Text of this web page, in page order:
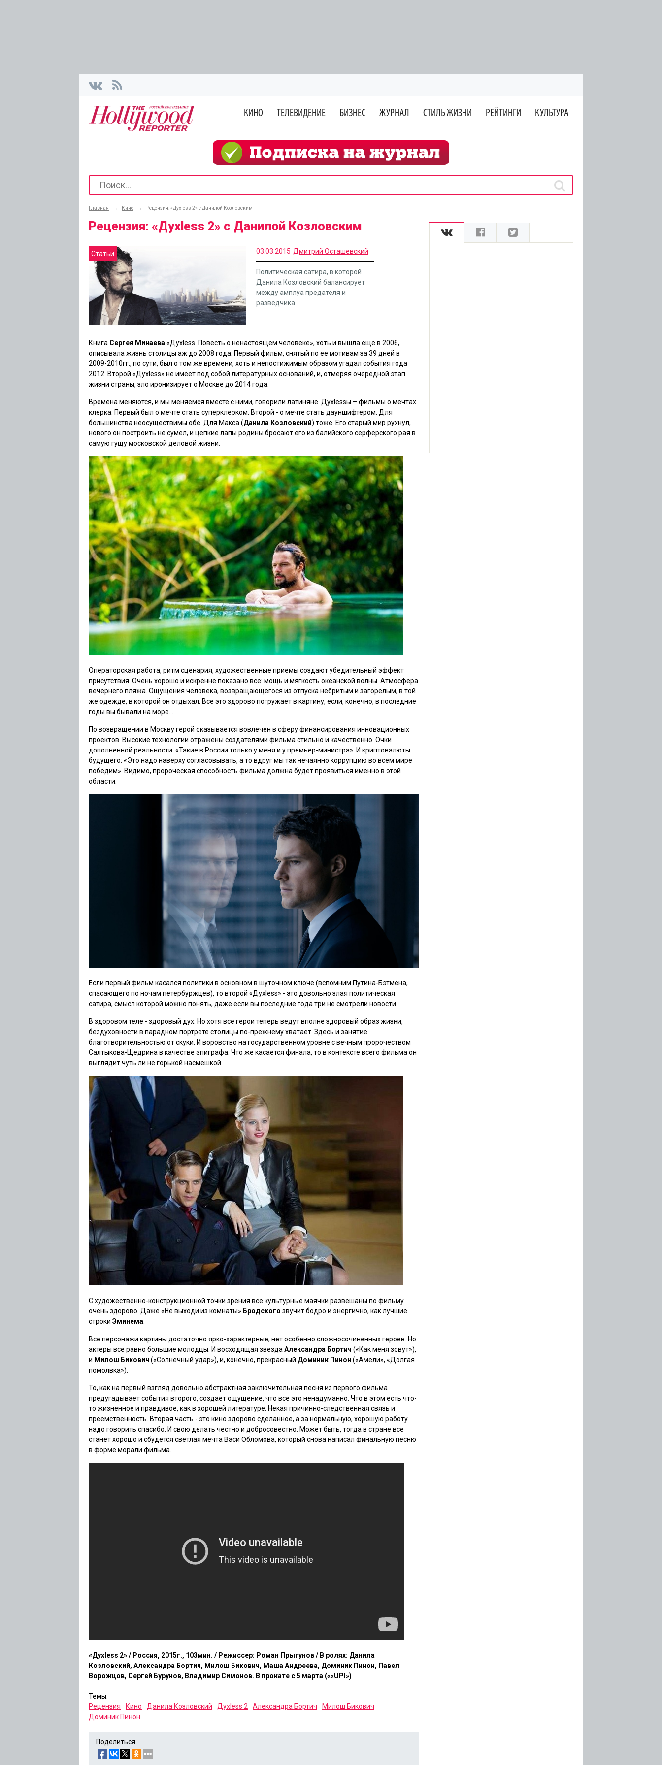
КИНО ТЕЛЕВИДЕНИЕ БИЗНЕС ЖУРНАЛ СТИЛЬ ЖИЗНИ РЕЙТИНГИ КУЛЬТУРА
Главная → Кино → Рецензия: «Духless 2» с Данилой Козловским
Рецензия: «Духless 2» с Данилой Козловским
Статьи 03.03.2015 Дмитрий Осташевский
Политическая сатира, в которой
Данила Козловский балансирует
между амплуа предателя и
разведчика.
Книга Сергея Минаева «Духless. Повесть о ненастоящем человеке», хоть и вышла еще в 2006,
описывала жизнь столицы аж до 2008 года. Первый фильм, снятый по ее мотивам за 39 дней в
2009-2010гг., по сути, был о том же времени, хоть и непостижимым образом угадал события года
2012. Второй «Духless» не имеет под собой литературных оснований, и, отмеряя очередной этап
жизни страны, зло иронизирует о Москве до 2014 года.
Времена меняются, и мы меняемся вместе с ними, говорили латиняне. Духlessы – фильмы о мечтах
клерка. Первый был о мечте стать суперклерком. Второй - о мечте стать дауншифтером. Для
большинства неосуществимы обе. Для Макса (Данила Козловский) тоже. Его старый мир рухнул,
нового он построить не сумел, и цепкие лапы родины бросают его из балийского серферского рая в
самую гущу московской деловой жизни.
Операторская работа, ритм сценария, художественные приемы создают убедительный эффект
присутствия. Очень хорошо и искренне показано все: мощь и мягкость океанской волны. Атмосфера
вечернего пляжа. Ощущения человека, возвращающегося из отпуска небритым и загорелым, в той
же одежде, в которой он отдыхал. Все это здорово погружает в картину, если, конечно, в последние
годы вы бывали на море…
По возвращении в Москву герой оказывается вовлечен в сферу финансирования инновационных
проектов. Высокие технологии отражены создателями фильма стильно и качественно. Очки
дополненной реальности: «Такие в России только у меня и у премьер-министра». И криптовалюты
будущего: «Это надо наверху согласовывать, а то вдруг мы так нечаянно коррупцию во всем мире
победим». Видимо, пророческая способность фильма должна будет проявиться именно в этой
области.
Если первый фильм касался политики в основном в шуточном ключе (вспомним Путина-Бэтмена,
спасающего по ночам петербуржцев), то второй «Духless» - это довольно злая политическая
сатира, смысл которой можно понять, даже если вы последние года три не смотрели новости.
В здоровом теле - здоровый дух. Но хотя все герои теперь ведут вполне здоровый образ жизни,
бездуховности в парадном портрете столицы по-прежнему хватает. Здесь и занятие
благотворительностью от скуки. И воровство на государственном уровне с вечным пророчеством
Салтыкова-Щедрина в качестве эпиграфа. Что же касается финала, то в контексте всего фильма он
выглядит чуть ли не горькой насмешкой.
С художественно-конструкционной точки зрения все культурные маячки развешаны по фильму
очень здорово. Даже «Не выходи из комнаты» Бродского звучит бодро и энергично, как лучшие
строки Эминема.
Все персонажи картины достаточно ярко-характерные, нет особенно сложносочиненных героев. Но
актеры все равно большие молодцы. И восходящая звездаАлександра Бортич («Как меня зовут»),
и Милош Бикович («Солнечный удар»), и, конечно, прекрасный Доминик Пинон («Амели», «Долгая
помолвка»).
То, как на первый взгляд довольно абстрактная заключительная песня из первого фильма
предугадывает события второго, создает ощущение, что все это ненадуманно. Что в этом есть что-
то жизненное и правдивое, как в хорошей литературе. Некая причинно-следственная связь и
преемственность. Вторая часть - это кино здорово сделанное, а за нормальную, хорошую работу
надо говорить спасибо. И свою делать честно и добросовестно. Может быть, тогда в стране все
станет хорошо и сбудется светлая мечта Васи Обломова, который снова написал финальную песню
в форме морали фильма.
«Духless 2» / Россия, 2015г., 103мин. / Режиссер: Роман Прыгунов / В ролях: Данила
Козловский, Александра Бортич, Милош Бикович, Маша Андреева, Доминик Пинон, Павел
Ворожцов, Сергей Бурунов, Владимир Симонов. В прокате с 5 марта (««UPI»)
Темы:
Рецензия
Кино Данила Козловский Духless 2 Александра Бортич
Милош Бикович
Доминик Пинон
Поделиться